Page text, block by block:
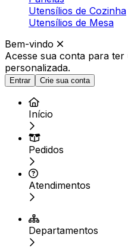
Utensílios de Cozinha
Utensílios de Mesa
Bem-vindo
Acesse sua conta para ter
personalizada.
Entrar Crie sua conta
Início
Pedidos
Atendimentos
Departamentos